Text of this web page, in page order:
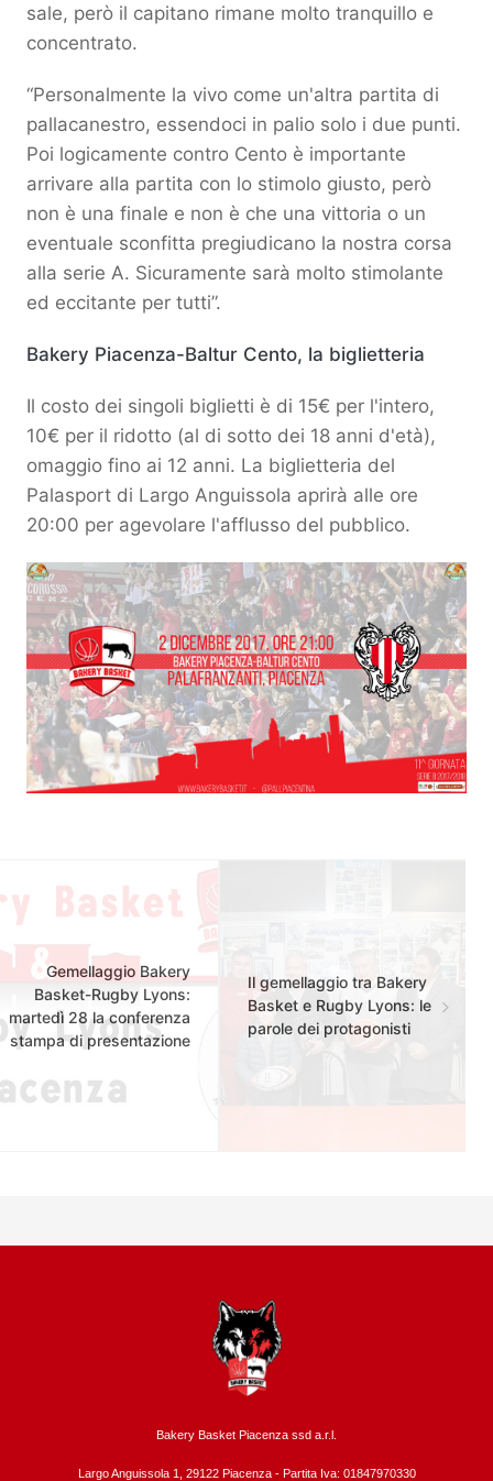
sale, però il capitano rimane molto tranquillo e
concentrato.
“Personalmente la vivo come un'altra partita di
pallacanestro, essendoci in palio solo i due punti.
Poi logicamente contro Cento è importante
arrivare alla partita con lo stimolo giusto, però
non è una finale e non è che una vittoria o un
eventuale sconfitta pregiudicano la nostra corsa
alla serie A. Sicuramente sarà molto stimolante
ed eccitante per tutti”.
Bakery Piacenza-Baltur Cento, la biglietteria
Il costo dei singoli biglietti è di 15€ per l'intero,
10€ per il ridotto (al di sotto dei 18 anni d'età),
omaggio fino ai 12 anni. La biglietteria del
Palasport di Largo Anguissola aprirà alle ore
20:00 per agevolare l'afflusso del pubblico.
Gemellaggio Bakery
Basket-Rugby Lyons:
martedì 28 la conferenza
stampa di presentazione
Il gemellaggio tra Bakery
Basket e Rugby Lyons: le
parole dei protagonisti
Bakery Basket Piacenza ssd a.r.l.
Largo Anguissola 1, 29122 Piacenza - Partita Iva: 01847970330